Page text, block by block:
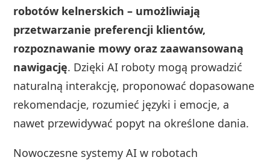
robotów kelnerskich – umożliwiają
przetwarzanie preferencji klientów,
rozpoznawanie mowy oraz zaawansowaną
nawigację. Dzięki AI roboty mogą prowadzić
naturalną interakcję, proponować dopasowane
rekomendacje, rozumieć języki i emocje, a
nawet przewidywać popyt na określone dania.
Nowoczesne systemy AI w robotach